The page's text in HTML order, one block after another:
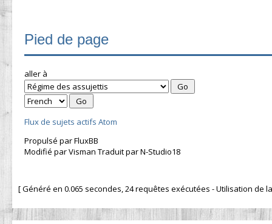
Pied de page
aller à
Flux de sujets actifs Atom
Propulsé par FluxBB
Modifié par Visman Traduit par N-Studio18
[ Généré en 0.065 secondes, 24 requêtes exécutées - Utilisation de la